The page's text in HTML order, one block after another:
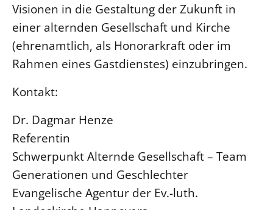
Visionen in die Gestaltung der Zukunft in
einer alternden Gesellschaft und Kirche
(ehrenamtlich, als Honorarkraft oder im
Rahmen eines Gastdienstes) einzubringen.
Kontakt:
Dr. Dagmar Henze
Referentin
Schwerpunkt Alternde Gesellschaft – Team
Generationen und Geschlechter
Evangelische Agentur der Ev.-luth.